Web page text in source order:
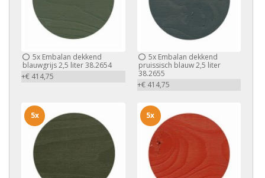
5x Embalan dekkend
blauwgrijs 2,5 liter 38.2654
+€ 414,75
5xEmbalan dekkend
pruissisch blauw 2,5 liter
38.2655
+€ 414,75
5x 5x